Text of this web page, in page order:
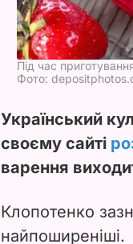
Під час
Фото:
Український
своєму сайті
варення
Клопотенко
найпоширеніші.